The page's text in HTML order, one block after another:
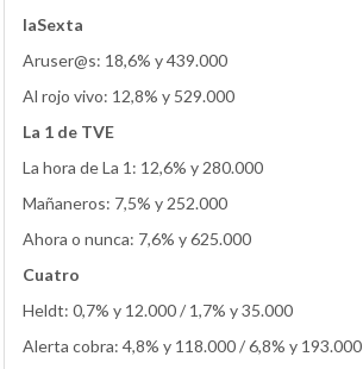
laSexta
Aruser@s: 18,6% y 439.000
Al rojo vivo: 12,8% y 529.000
La 1 de TVE
La hora de La 1: 12,6% y 280.000
Mañaneros: 7,5% y 252.000
Ahora o nunca: 7,6% y 625.000
Cuatro
Heldt: 0,7% y 12.000 / 1,7% y 35.000
Alerta cobra: 4,8% y 118.000 / 6,8% y 193.000